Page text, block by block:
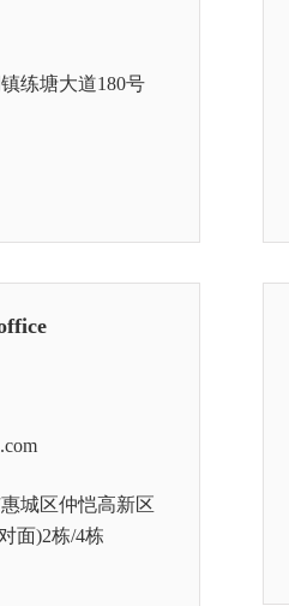
练塘大道180号
城区仲恺高新区
面)2栋/4栋